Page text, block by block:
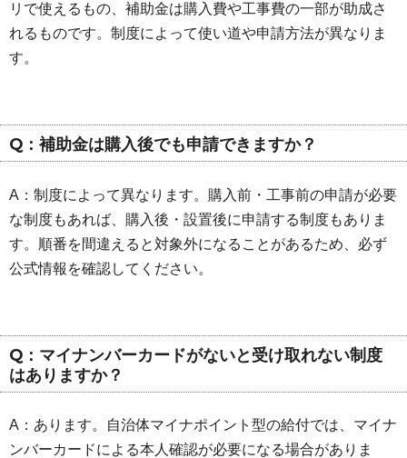
リで使えるもの、補助金は購入費や工事費の一部が助成さ
れるものです。制度によって使い道や申請方法が異なりま
す。
Q：補助金は購入後でも申請できますか？
A：制度によって異なります。購入前・工事前の申請が必要
な制度もあれば、購入後・設置後に申請する制度もありま
す。順番を間違えると対象外になることがあるため、必ず
公式情報を確認してください。
Q：マイナンバーカードがないと受け取れない制度
はありますか？
A：あります。自治体マイナポイント型の給付では、マイナ
ンバーカードによる本人確認が必要になる場合がありま